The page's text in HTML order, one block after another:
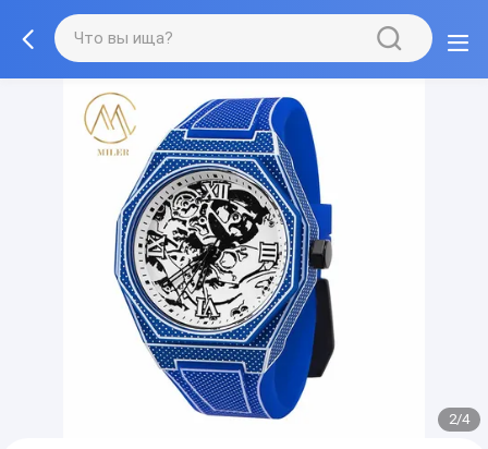
3/4